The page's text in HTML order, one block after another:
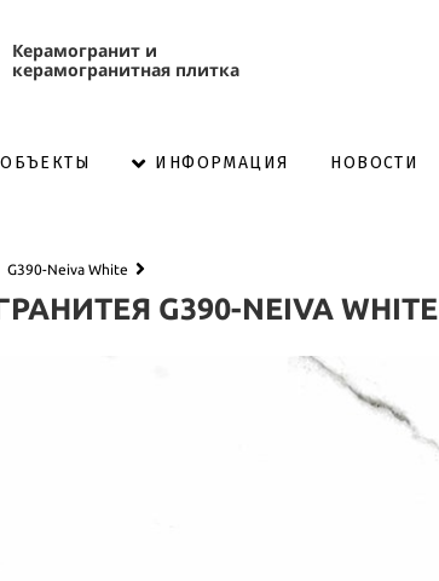
Керамогранит и
керамогранитная плитка
ОБЪЕКТЫ ИНФОРМАЦИЯ НОВОСТИ
G390-Neiva White
G390-NEIVA WHITE